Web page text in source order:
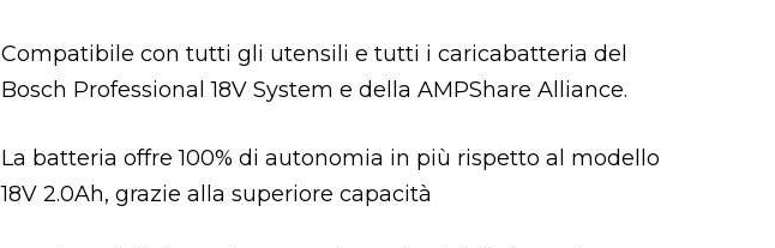
Compatibile con tutti gli utensili e tutti i caricabatteria del
Bosch Professional 18V System e della AMPShare Alliance.
La batteria offre 100% di autonomia in più rispetto al modello
18V 2.0Ah, grazie alla superiore capacità